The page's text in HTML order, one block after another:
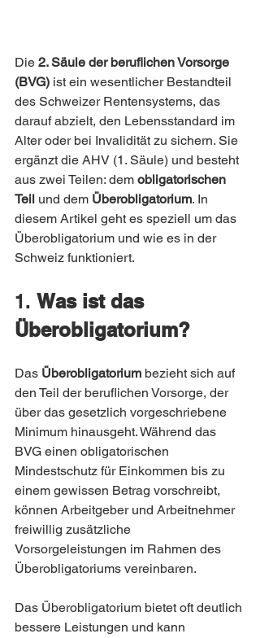
Die 2. Säule der beruflichen Vorsorge
(BVG) ist ein wesentlicher Bestandteil
des Schweizer Rentensystems, das
darauf abzielt, den Lebensstandard im
Alter oder bei Invalidität zu sichern. Sie
ergänzt die AHV (1. Säule) und besteht
aus zwei Teilen: dem obligatorischen
Teil und dem Überobligatorium. In
diesem Artikel geht es speziell um das
Überobligatorium und wie es in der
Schweiz funktioniert.
1. Was ist das
Überobligatorium?
Das Überobligatorium bezieht sich auf
den Teil der beruflichen Vorsorge, der
über das gesetzlich vorgeschriebene
Minimum hinausgeht. Während das
BVG einen obligatorischen
Mindestschutz für Einkommen bis zu
einem gewissen Betrag vorschreibt,
können Arbeitgeber und Arbeitnehmer
freiwillig zusätzliche
Vorsorgeleistungen im Rahmen des
Überobligatoriums vereinbaren.
Das Überobligatorium bietet oft deutlich
bessere Leistungen und kann